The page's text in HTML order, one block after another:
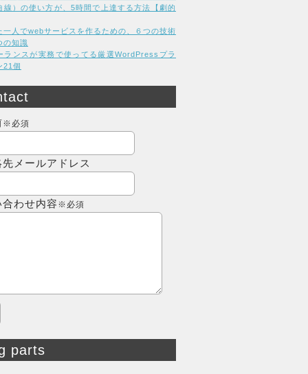
線）の使い方が、5時間で上達する方法【劇的
一人でwebサービスを作るための、６つの技術
の知識
ランスが実務で使ってる厳選WordPressプラ
21個
※必須
先メールアドレス
合わせ内容 ※必須
parts